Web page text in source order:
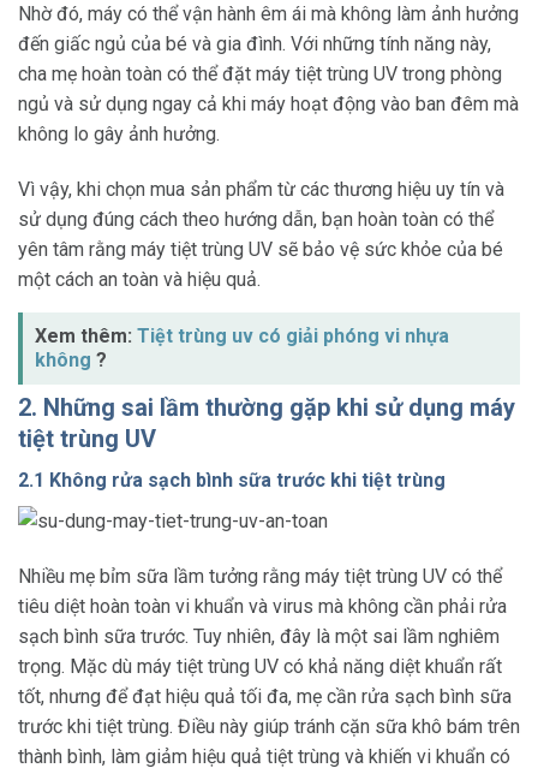
Nhờ đó, máy có thể vận hành êm ái mà không làm ảnh hưởng
đến giấc ngủ của bé và gia đình. Với những tính năng này,
cha mẹ hoàn toàn có thể đặt máy tiệt trùng UV trong phòng
ngủ và sử dụng ngay cả khi máy hoạt động vào ban đêm mà
không lo gây ảnh hưởng.
Vì vậy, khi chọn mua sản phẩm từ các thương hiệu uy tín và
sử dụng đúng cách theo hướng dẫn, bạn hoàn toàn có thể
yên tâm rằng máy tiệt trùng UV sẽ bảo vệ sức khỏe của bé
một cách an toàn và hiệu quả.
Xem thêm: Tiệt trùng uv có giải phóng vi nhựa
không ?
2. Những sai lầm thường gặp khi sử dụng máy
tiệt trùng UV
2.1 Không rửa sạch bình sữa trước khi tiệt trùng
Nhiều mẹ bỉm sữa lầm tưởng rằng máy tiệt trùng UV có thể
tiêu diệt hoàn toàn vi khuẩn và virus mà không cần phải rửa
sạch bình sữa trước. Tuy nhiên, đây là một sai lầm nghiêm
trọng. Mặc dù máy tiệt trùng UV có khả năng diệt khuẩn rất
tốt, nhưng để đạt hiệu quả tối đa, mẹ cần rửa sạch bình sữa
trước khi tiệt trùng. Điều này giúp tránh cặn sữa khô bám trên
thành bình, làm giảm hiệu quả tiệt trùng và khiến vi khuẩn có